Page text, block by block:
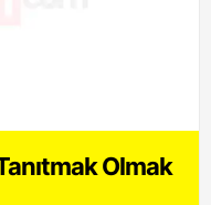
Olmak